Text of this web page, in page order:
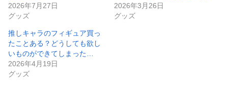
2026年7月27日
グッズ
2026年3月26日
グッズ
推しキャラのフィギュア買っ
たことある？どうしても欲し
いものができてしまった…
2026年4月19日
グッズ